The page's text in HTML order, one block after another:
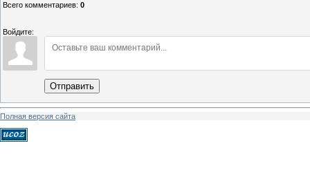
Всего комментариев: 0
Войдите:
Отправить
Полная версия сайта